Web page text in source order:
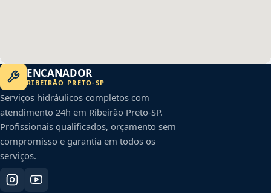
ENCANADOR
RIBEIRÃO PRETO-SP
Serviços hidráulicos completos com
atendimento 24h em Ribeirão Preto-SP.
Profissionais qualificados, orçamento sem
compromisso e garantia em todos os
serviços.